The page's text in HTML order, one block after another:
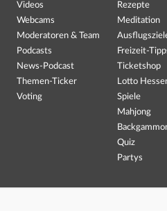
Videos
Webcams
Moderatoren & Team
Podcasts
News-Podcast
Themen-Ticker
Voting
Rezepte
Meditation
Freizeit-
Ticketshop
Lotto
Spiele
Mahjong
Quiz
Partys